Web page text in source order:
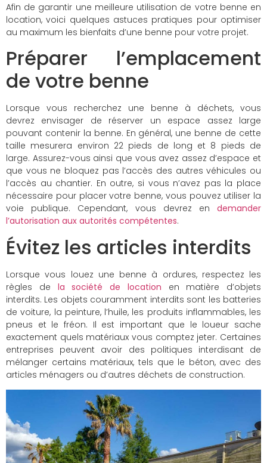
Afin de garantir une meilleure utilisation de votre benne en
location, voici quelques astuces pratiques pour optimiser
au maximum les bienfaits d’une benne pour votre projet.
Préparer l’emplacement
de votre benne
Lorsque vous recherchez une benne à déchets, vous
devrez envisager de réserver un espace assez large
pouvant contenir la benne. En général, une benne de cette
taille mesurera environ 22 pieds de long et 8 pieds de
large. Assurez-vous ainsi que vous avez assez d’espace et
que vous ne bloquez pas l’accès des autres véhicules ou
l’accès au chantier. En outre, si vous n’avez pas la place
nécessaire pour placer votre benne, vous pouvez utiliser la
voie publique. Cependant, vous devrez en demander
l’autorisation aux autorités compétentes.
Évitez les articles interdits
Lorsque vous louez une benne à ordures, respectez les
règles de
la société de location en matière d’objets
interdits. Les objets couramment interdits sont les batteries
de voiture, la peinture, l’huile, les produits inflammables, les
pneus et le fréon. Il est important que le loueur sache
exactement quels matériaux vous comptez jeter. Certaines
entreprises peuvent avoir des politiques interdisant de
mélanger certains matériaux, tels que le béton, avec des
articles ménagers ou d’autres déchets de construction.